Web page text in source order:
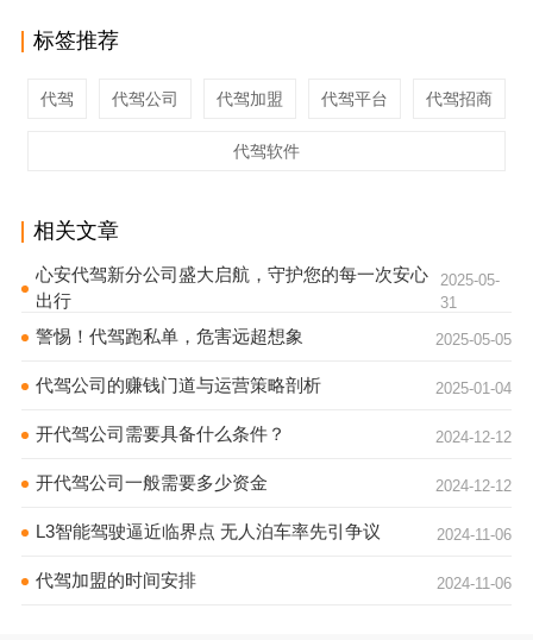
标签推荐
代驾 代驾公司 代驾加盟 代驾平台 代驾招商
代驾软件
相关文章
心安代驾新分公司盛大启航，守护您的每一次安心
出行
2025-05-
31
警惕！代驾跑私单，危害远超想象 2025-05-05
代驾公司的赚钱门道与运营策略剖析 2025-01-04
开代驾公司需要具备什么条件？ 2024-12-12
开代驾公司一般需要多少资金 2024-12-12
L3智能驾驶逼近临界点 无人泊车率先引争议 2024-11-06
代驾加盟的时间安排 2024-11-06